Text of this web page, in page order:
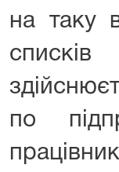
на таку
списків
по